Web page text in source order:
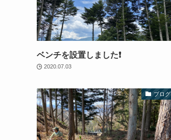
ベンチを設置しました❗️
2020.07.03
ブログ